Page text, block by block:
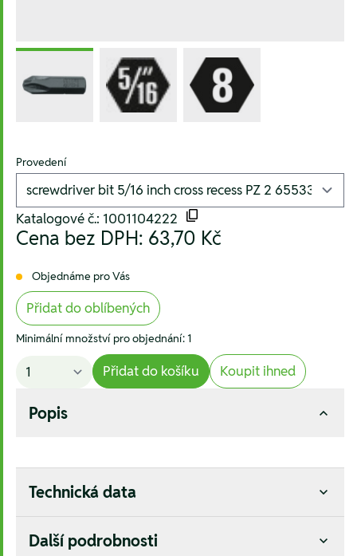
Provedení
Katalogové č.: 1001104222
Cena bez DPH: 63,70 Kč
Objednáme pro Vás
Přidat do oblíbených
Minimální množství pro objednání: 1
Přidat do košíku Koupit ihned
Popis
Technická data
Další podrobnosti